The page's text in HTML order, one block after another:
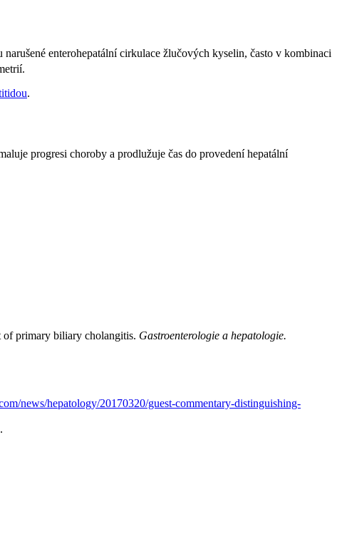
narušené enterohepatální cirkulace žlučových kyselin, často v kombinaci
.
progresi choroby a prodlužuje čas do provedení hepatální
primary biliary cholangitis. Gastroenterologie a hepatologie.
news/hepatology/20170320/guest-commentary-distinguishing-